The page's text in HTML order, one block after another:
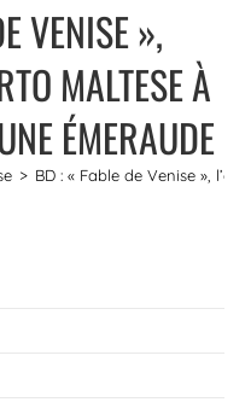
VENISE »,
MALTESE À
ÉMERAUDE
> BD : « Fable de Venise »,